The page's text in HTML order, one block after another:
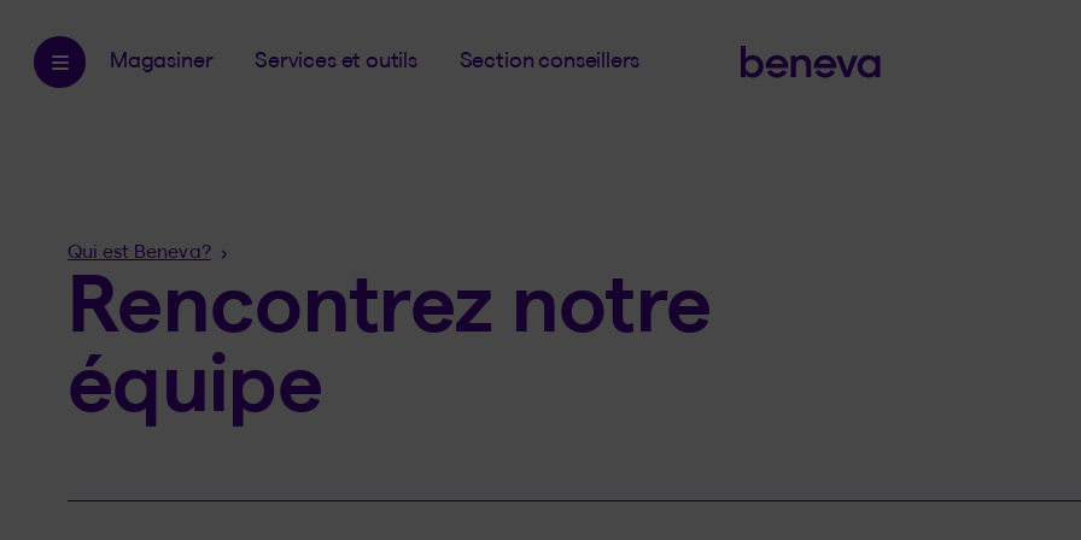
Magasiner Services et outils Section conseillers
Fil
d'Ariane
Qui est Beneva?
Rencontrez notre
équipe